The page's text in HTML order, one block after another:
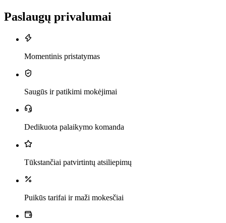
Paslaugų privalumai
Momentinis pristatymas
Saugūs ir patikimi mokėjimai
Dedikuota palaikymo komanda
Tūkstančiai patvirtintų atsiliepimų
Puikūs tarifai ir maži mokesčiai